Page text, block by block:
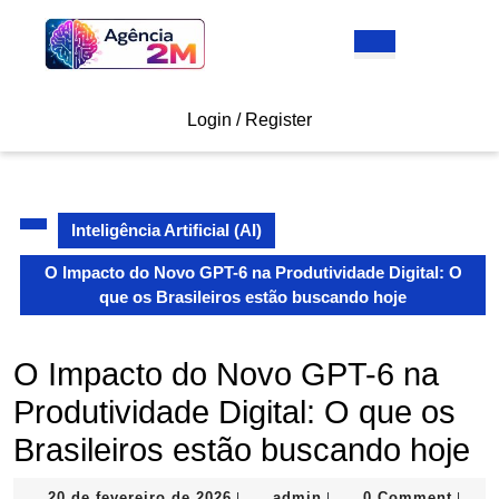
content
Login / RegisterLogin
Inteligência Artificial (AI)
O Impacto do Novo GPT-6 na Produtividade Digital: O
que os Brasileiros estão buscando hoje
O Impacto do Novo GPT-6 na
Produtividade Digital: O que os
Brasileiros estão buscando hoje